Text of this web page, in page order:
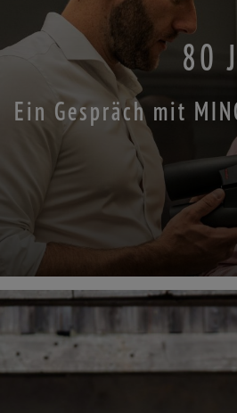
80
Ein Gespräch mit